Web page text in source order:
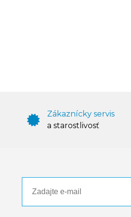
Zákaznícky servis
a starostlivosť